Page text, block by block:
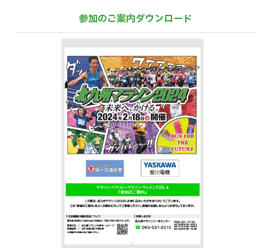
参加のご案内ダウンロード